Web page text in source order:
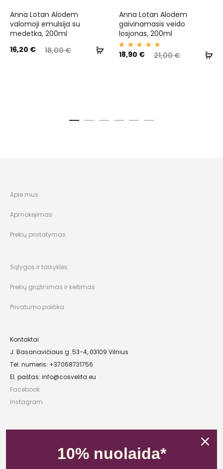
Anna Lotan Alodem
valomoji emulsija su
medetka, 200ml
18,00€
16,20 €
Anna Lotan Alodem
gaivinamasis veido
losjonas, 200ml
Įvertin
imas:
21,00€
18,90 €
Apie mus
Apmokėjimas
Prekių pristatymas
Sąlygos ir taisyklės
Prekių grąžinimas ir keitimas
Privatumo politika
Kontaktai
J. Basanavičiaus g. 53-4, 03109 Vilnius
Tel. numeris: +37068731756
El. paštas: info@cosvelita.eu
Facebook
Instagram
Įmonės kodas: 303481944
PVM mokėtojo kodas: LT100011828014
10% nuolaida*